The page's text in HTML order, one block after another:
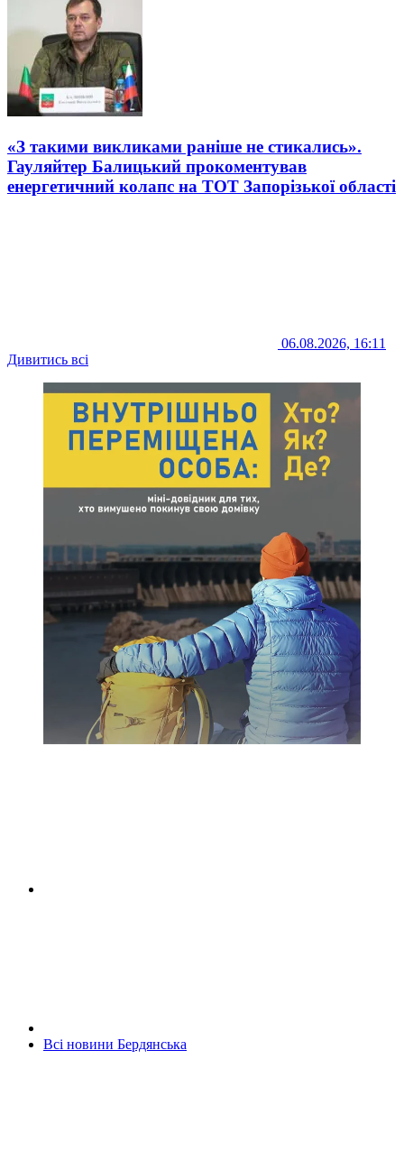
«З такими викликами раніше не стикались».
Гауляйтер Балицький прокоментував
енергетичний колапс на ТОТ Запорізької області
06.08.2026, 16:11
Дивитись всі
Всі новини Бердянська